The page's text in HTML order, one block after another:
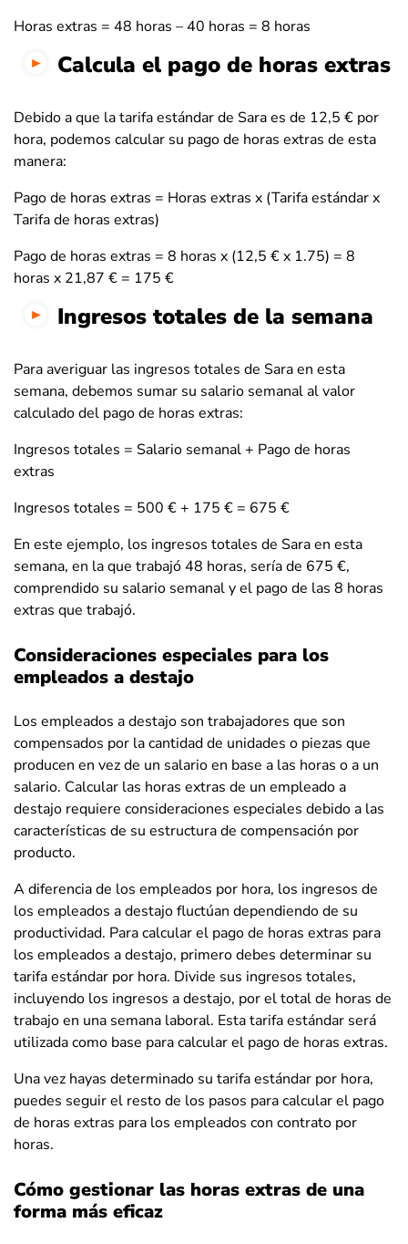
Horas extras = 48 horas – 40 horas = 8 horas
Calcula el pago de horas extras
Debido a que la tarifa estándar de Sara es de 12,5 € por
hora, podemos calcular su pago de horas extras de esta
manera:
Pago de horas extras = Horas extras x (Tarifa estándar x
Tarifa de horas extras)
Pago de horas extras = 8 horas x (12,5 € x 1.75) = 8
horas x 21,87 € = 175 €
Ingresos totales de la semana
Para averiguar las ingresos totales de Sara en esta
semana, debemos sumar su salario semanal al valor
calculado del pago de horas extras:
Ingresos totales = Salario semanal + Pago de horas
extras
Ingresos totales = 500 € + 175 € = 675 €
En este ejemplo, los ingresos totales de Sara en esta
semana, en la que trabajó 48 horas, sería de 675 €,
comprendido su salario semanal y el pago de las 8 horas
extras que trabajó.
Consideraciones especiales para los
empleados a destajo
Los empleados a destajo son trabajadores que son
compensados por la cantidad de unidades o piezas que
producen en vez de un salario en base a las horas o a un
salario. Calcular las horas extras de un empleado a
destajo requiere consideraciones especiales debido a las
características de su estructura de compensación por
producto.
A diferencia de los empleados por hora, los ingresos de
los empleados a destajo fluctúan dependiendo de su
productividad. Para calcular el pago de horas extras para
los empleados a destajo, primero debes determinar su
tarifa estándar por hora. Divide sus ingresos totales,
incluyendo los ingresos a destajo, por el total de horas de
trabajo en una semana laboral. Esta tarifa estándar será
utilizada como base para calcular el pago de horas extras.
Una vez hayas determinado su tarifa estándar por hora,
puedes seguir el resto de los pasos para calcular el pago
de horas extras para los empleados con contrato por
horas.
Cómo gestionar las horas extras de una
forma más eficaz